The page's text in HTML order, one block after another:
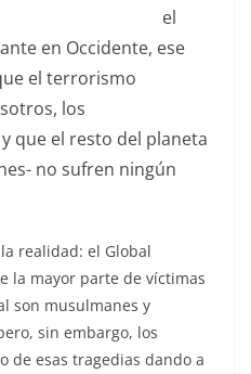
el
en Occidente, ese
el terrorismo
los
que el resto del planeta
no sufren ningún
realidad: el Global
la mayor parte de víctimas
son musulmanes y
sin embargo, los
de esas tragedias dando a